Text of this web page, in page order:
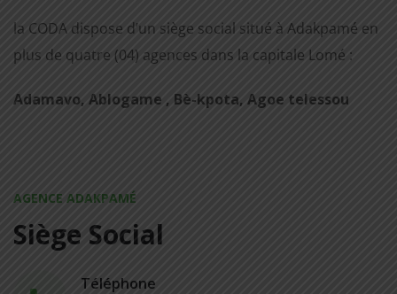
la CODA dispose d’un siège social situé à Adakpamé en
plus de quatre (04) agences dans la capitale Lomé :
Adamavo, Ablogame , Bè-kpota, Agoe telessou
AGENCE ADAKPAMÉ
Siège Social
Téléphone